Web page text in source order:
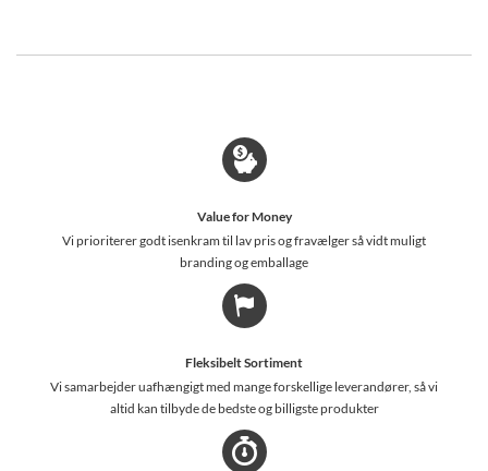
Value for Money
Vi prioriterer godt isenkram til lav pris og fravælger så vidt muligt
branding og emballage
Fleksibelt Sortiment
Vi samarbejder uafhængigt med mange forskellige leverandører, så vi
altid kan tilbyde de bedste og billigste produkter